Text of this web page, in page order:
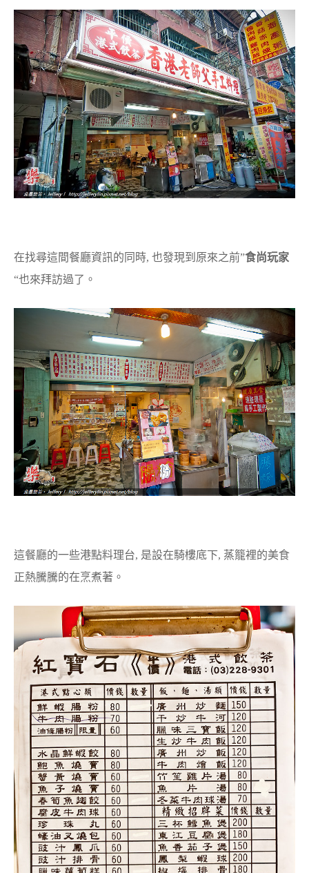
在找尋這間餐廳資訊的同時, 也發現到原來之前”食尚玩家
“也來拜訪過了。
這餐廳的一些港點料理台, 是設在騎樓底下, 蒸籠裡的美食
正熱騰騰的在烹煮著。